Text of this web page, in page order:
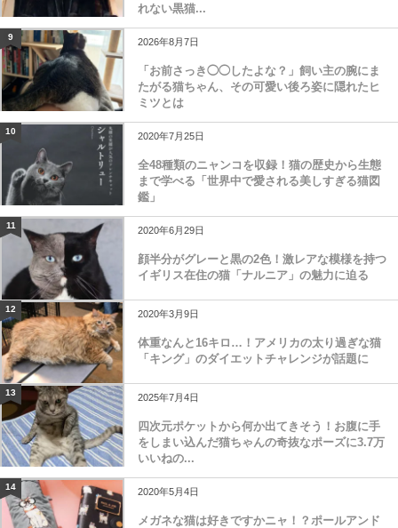
れない黒猫...
9 2026年8月7日
「お前さっき◯◯したよな？」飼い主の腕にま
たがる猫ちゃん、その可愛い後ろ姿に隠れたヒ
ミツとは
10 2020年7月25日
全48種類のニャンコを収録！猫の歴史から生態
まで学べる「世界中で愛される美しすぎる猫図
鑑」
11 2020年6月29日
顔半分がグレーと黒の2色！激レアな模様を持つ
イギリス在住の猫「ナルニア」の魅力に迫る
12 2020年3月9日
体重なんと16キロ…！アメリカの太り過ぎな猫
「キング」のダイエットチャレンジが話題に
13 2025年7月4日
四次元ポケットから何か出てきそう！お腹に手
をしまい込んだ猫ちゃんの奇抜なポーズに3.7万
いいねの...
14 2020年5月4日
メガネな猫は好きですかニャ！？ポールアンド